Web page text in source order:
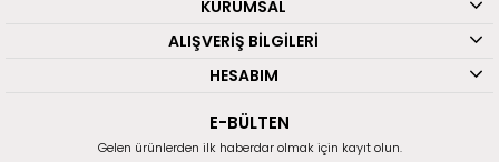
KURUMSAL
ALIŞVERİŞ BİLGİLERİ
HESABIM
E-BÜLTEN
Gelen ürünlerden ilk haberdar olmak için kayıt olun.